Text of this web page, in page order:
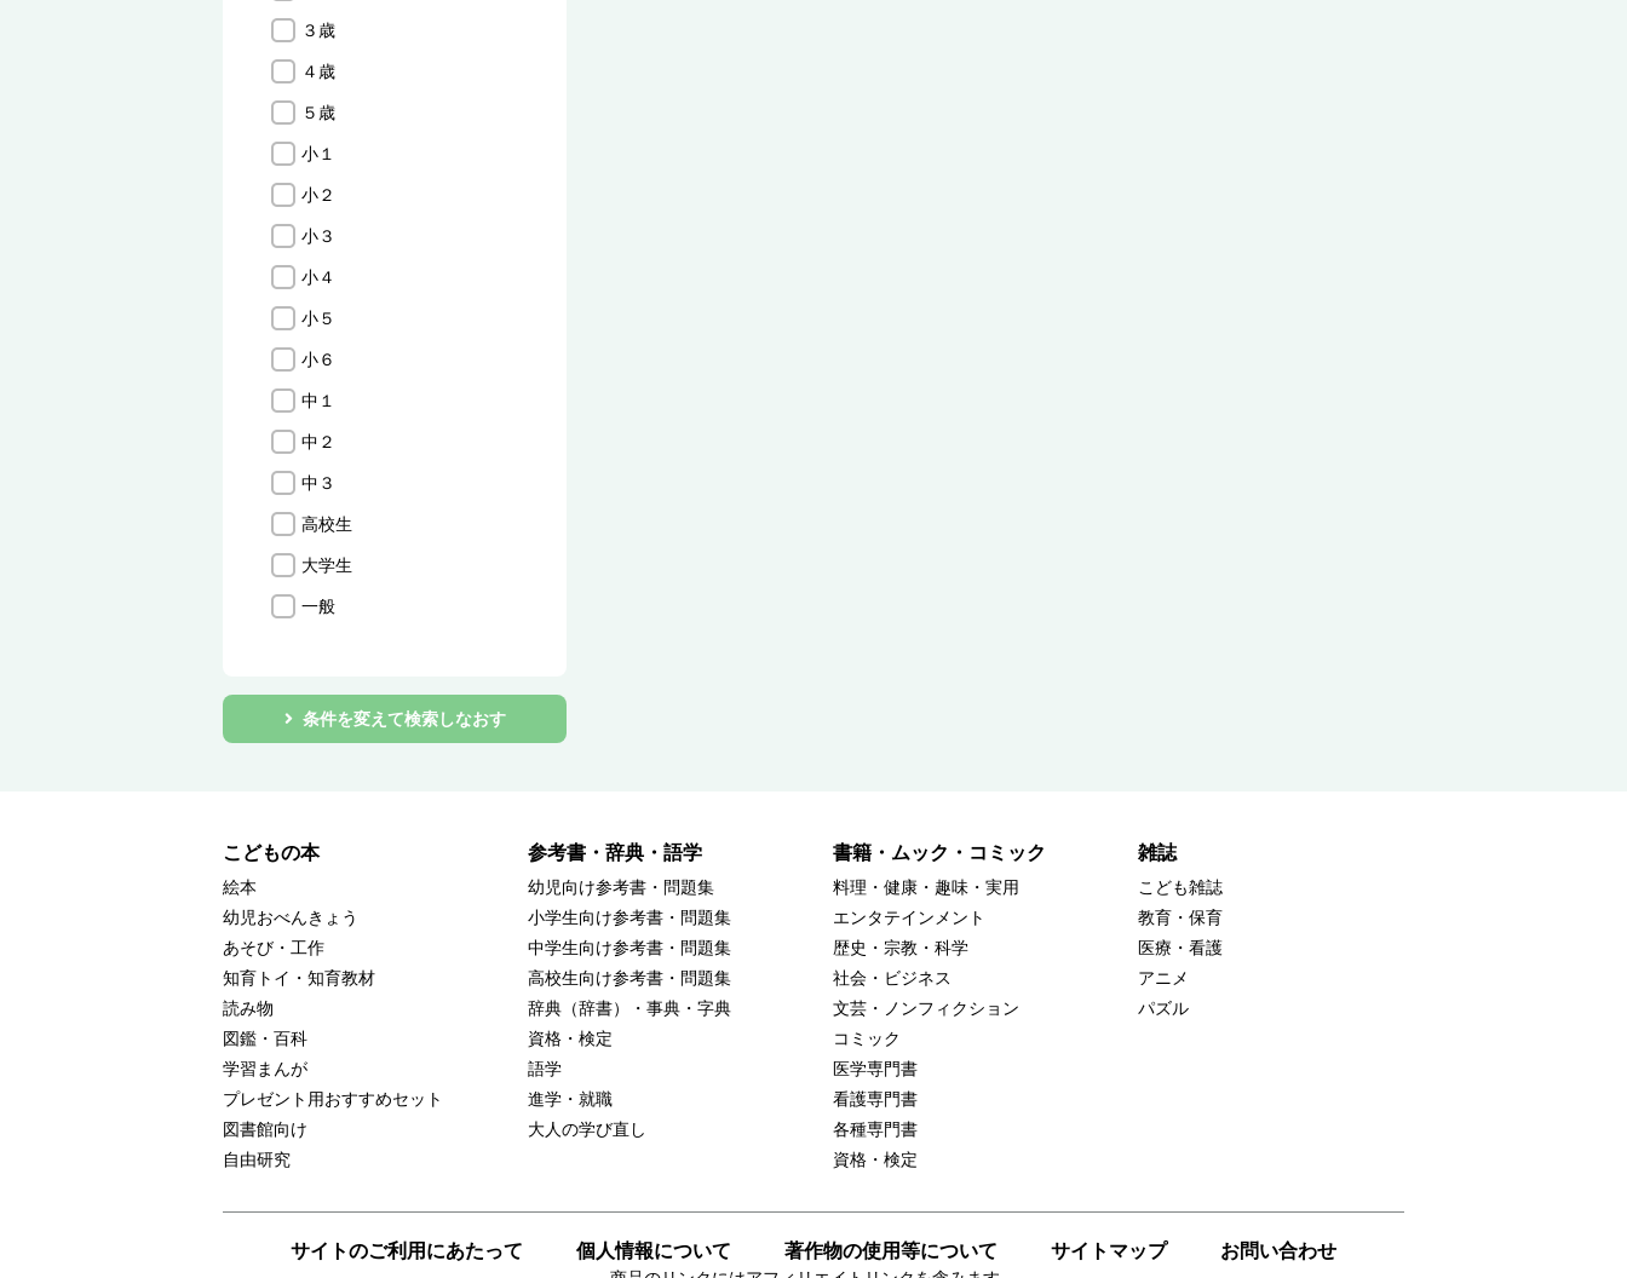
３歳
４歳
５歳
小１
小２
小３
小４
小５
小６
中１
中２
中３
高校生
大学生
一般
条件を変えて検索しなおす
こどもの本
絵本
幼児おべんきょう
あそび・工作
知育トイ・知育教材
読み物
図鑑・百科
学習まんが
プレゼント用おすすめセット
図書館向け
自由研究
参考書・辞典・語学
幼児向け参考書・問題集
小学生向け参考書・問題集
中学生向け参考書・問題集
高校生向け参考書・問題集
辞典（辞書）・事典・字典
資格・検定
語学
進学・就職
大人の学び直し
書籍・ムック・コミック
料理・健康・趣味・実用
エンタテインメント
歴史・宗教・科学
社会・ビジネス
文芸・ノンフィクション
コミック
医学専門書
看護専門書
各種専門書
資格・検定
雑誌
こども雑誌
教育・保育
医療・看護
アニメ
パズル
サイトのご利用にあたって 個人情報について 著作物の使用等について サイトマップ お問い合わせ